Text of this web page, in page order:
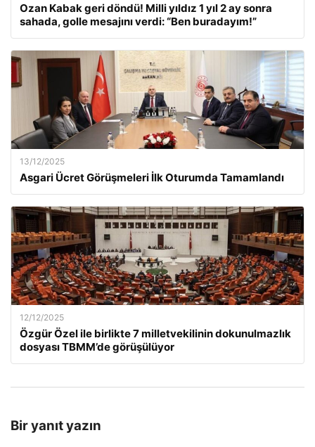
Ozan Kabak geri döndü! Milli yıldız 1 yıl 2 ay sonra
sahada, golle mesajını verdi: “Ben buradayım!”
13/12/2025
Asgari Ücret Görüşmeleri İlk Oturumda Tamamlandı
12/12/2025
Özgür Özel ile birlikte 7 milletvekilinin dokunulmazlık
dosyası TBMM’de görüşülüyor
Bir yanıt yazın